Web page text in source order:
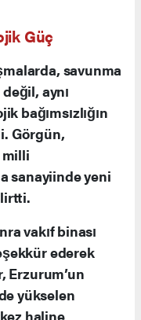
Görgün,
ilgisiyle doğru